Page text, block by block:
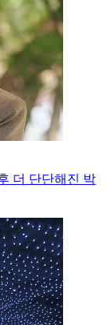
더 단단해진 박